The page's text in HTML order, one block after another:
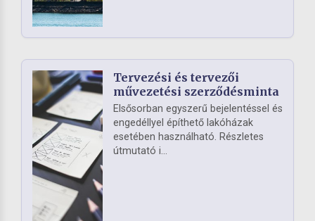
Tervezési és tervezői
művezetési szerződésminta
Elsősorban egyszerű bejelentéssel és
engedéllyel építhető lakóházak
esetében használható. Részletes
útmutató i...